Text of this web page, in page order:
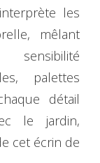
les
mêlant
palettes
détail
le jardin,
cet écrin de